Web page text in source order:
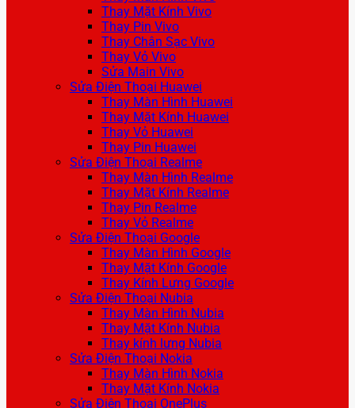
Thay Mặt Kính Vivo
Thay Pin Vivo
Thay Chân Sạc Vivo
Thay Vỏ Vivo
Sửa Main Vivo
Sửa Điện Thoại Huawei
Thay Màn Hình Huawei
Thay Mặt Kính Huawei
Thay Vỏ Huawei
Thay Pin Huawei
Sửa Điện Thoại Realme
Thay Màn Hình Realme
Thay Mặt Kính Realme
Thay Pin Realme
Thay Vỏ Realme
Sửa Điện Thoại Google
Thay Màn Hình Google
Thay Mặt Kính Google
Thay Kính Lưng Google
Sửa Điện Thoại Nubia
Thay Màn Hình Nubia
Thay Mặt Kính Nubia
Thay kính lưng Nubia
Sửa Điện Thoại Nokia
Thay Màn Hình Nokia
Thay Mặt Kính Nokia
Sửa Điện Thoại OnePlus